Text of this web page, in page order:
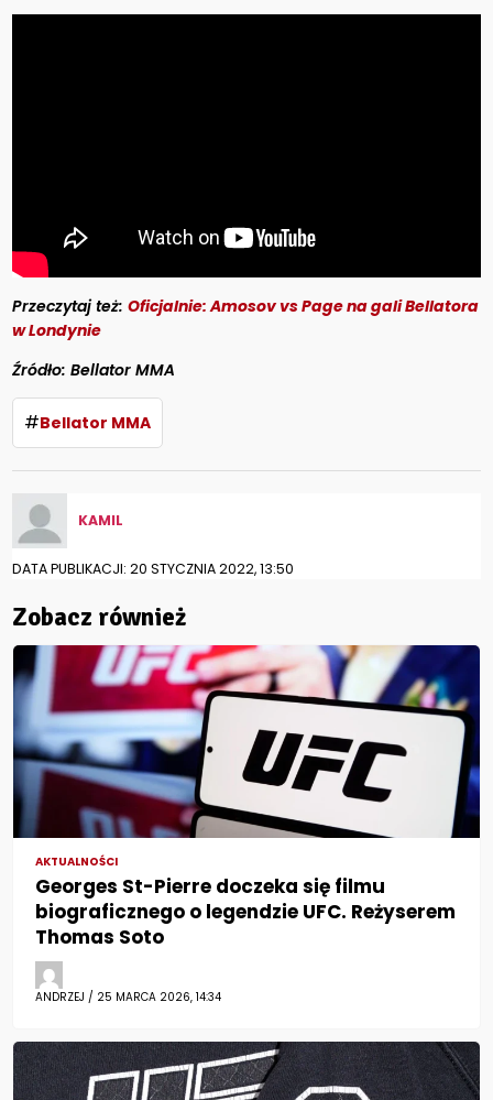
Przeczytaj też:Oficjalnie: Amosov vs Page na gali Bellatora
w Londynie
Źródło: Bellator MMA
#Bellator MMA
KAMIL
DATA PUBLIKACJI: 20 STYCZNIA 2022, 13:50
Zobacz również
AKTUALNOŚCI
Georges St-Pierre doczeka się filmu
biograficznego o legendzie UFC. Reżyserem
Thomas Soto
ANDRZEJ / 25 MARCA 2026, 14:34